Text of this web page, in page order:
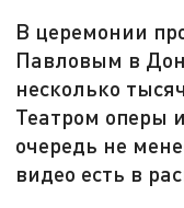
В церемонии
Павловым в
несколько
Театром оперы
очередь не
видео есть в